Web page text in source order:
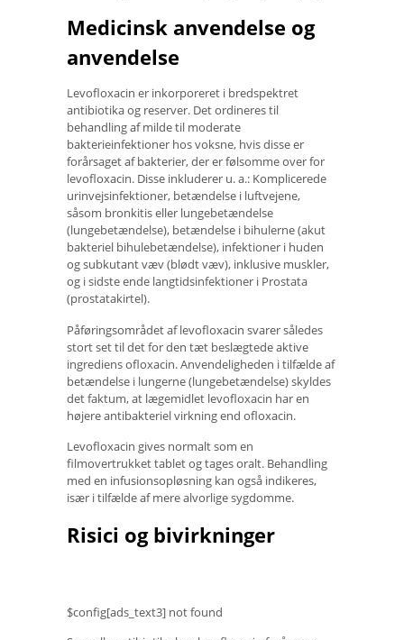
Medicinsk anvendelse og
anvendelse
Levofloxacin er inkorporeret i bredspektret
antibiotika og reserver. Det ordineres til
behandling af milde til moderate
bakterieinfektioner hos voksne, hvis disse er
forårsaget af bakterier, der er følsomme over for
levofloxacin. Disse inkluderer u. a.: Komplicerede
urinvejsinfektioner, betændelse i luftvejene,
såsom bronkitis eller lungebetændelse
(lungebetændelse), betændelse i bihulerne (akut
bakteriel bihulebetændelse), infektioner i huden
og subkutant væv (blødt væv), inklusive muskler,
og i sidste ende langtidsinfektioner i Prostata
(prostatakirtel).
Påføringsområdet af levofloxacin svarer således
stort set til det for den tæt beslægtede aktive
ingrediens ofloxacin. Anvendeligheden i tilfælde af
betændelse i lungerne (lungebetændelse) skyldes
det faktum, at lægemidlet levofloxacin har en
højere antibakteriel virkning end ofloxacin.
Levofloxacin gives normalt som en
filmovertrukket tablet og tages oralt. Behandling
med en infusionsopløsning kan også indikeres,
især i tilfælde af mere alvorlige sygdomme.
Risici og bivirkninger
$config[ads_text3] not found